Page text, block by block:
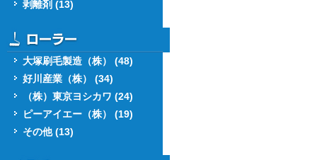
剥離剤 (13)
大塚刷毛製造（株） (48)
好川産業（株） (34)
（株）東京ヨシカワ (24)
ピーアイエー（株） (19)
その他 (13)